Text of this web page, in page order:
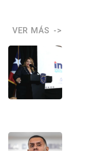
VER MÁS